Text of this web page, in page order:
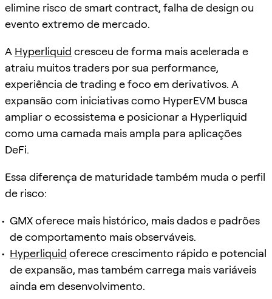
elimine risco de smart contract, falha de design ou
evento extremo de mercado.
A Hyperliquid cresceu de forma mais acelerada e
atraiu muitos traders por sua performance,
experiência de trading e foco em derivativos. A
expansão com iniciativas como HyperEVM busca
ampliar o ecossistema e posicionar a Hyperliquid
como uma camada mais ampla para aplicações
DeFi.
Essa diferença de maturidade também muda o perfil
de risco:
GMX oferece mais histórico, mais dados e padrões
de comportamento mais observáveis.
Hyperliquid oferece crescimento rápido e potencial
de expansão, mas também carrega mais variáveis
ainda em desenvolvimento.